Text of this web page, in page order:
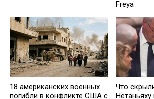
Freya
18 американских военных
погибли в конфликте США с
Что